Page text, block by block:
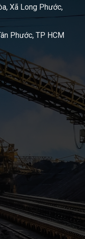
Xã Long Phước,
Phước, TP HCM